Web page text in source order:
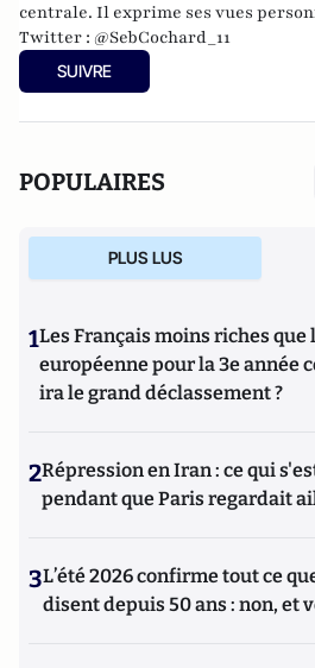
centrale. Il exprime ses vues
Twitter : @SebCochard_11
SUIVRE
POPULAIRES
PLUS LUS
1Les Français moins riches que
européenne pour la 3e année
ira le grand déclassement ?
2Répression en Iran : ce qui
pendant que Paris regardait
3L’été 2026 confirme tout ce
disent depuis 50 ans : non, et